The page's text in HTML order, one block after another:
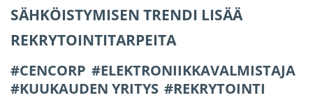
SÄHKÖISTYMISEN TRENDI LISÄÄ
REKRYTOINTITARPEITA
CENCORP
ELEKTRONIIKKAVALMISTAJA
KUUKAUDEN YRITYS
REKRYTOINTI